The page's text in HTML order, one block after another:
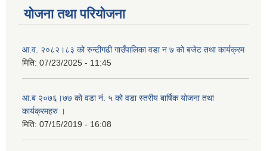
योजना तथा परियोजना
आ.व. २०८२।८३ को रुन्टीगढी गाउँपालिका वडा न ७ को बजेट तथा कार्यक्रम
मिति: 07/23/2025 - 11:45
आ.ब २०७६।७७ को वडा नं. ५ को वडा स्तरीय बार्षिक योजना तथा
कार्यक्रमहरु ।
मिति: 07/15/2019 - 16:08